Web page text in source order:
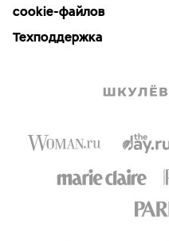
cookie-файлов
Техподдержка